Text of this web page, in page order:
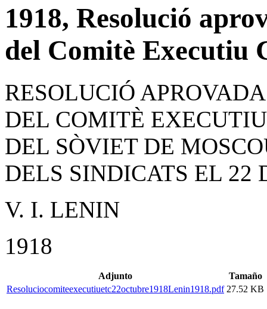
1918, Resolució
del Comitè Executiu
RESOLUCIÓ
DEL COMITÈ
DEL SÒVIET DE
DELS SINDICATS EL 22
V. I. LENIN
1918
Adjunto
Tamaño
Resoluciocomiteexecutiuetc22octubre1918Lenin1918.pdf 27.52 KB